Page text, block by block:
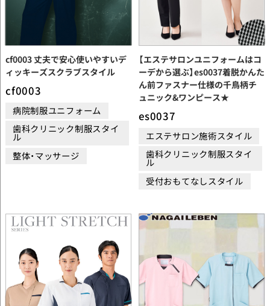
cf0003 丈夫で安心使いやすいデ
ィッキーズスクラブスタイル
cf0003
病院制服ユニフォーム
歯科クリニック制服スタイ
ル
整体・マッサージ
【エステサロンユニフォームはコ
ーデから選ぶ】es0037着脱かんた
ん前ファスナー仕様の千鳥柄チ
ュニック&ワンピース★
es0037
エステサロン施術スタイル
歯科クリニック制服スタイ
ル
受付おもてなしスタイル